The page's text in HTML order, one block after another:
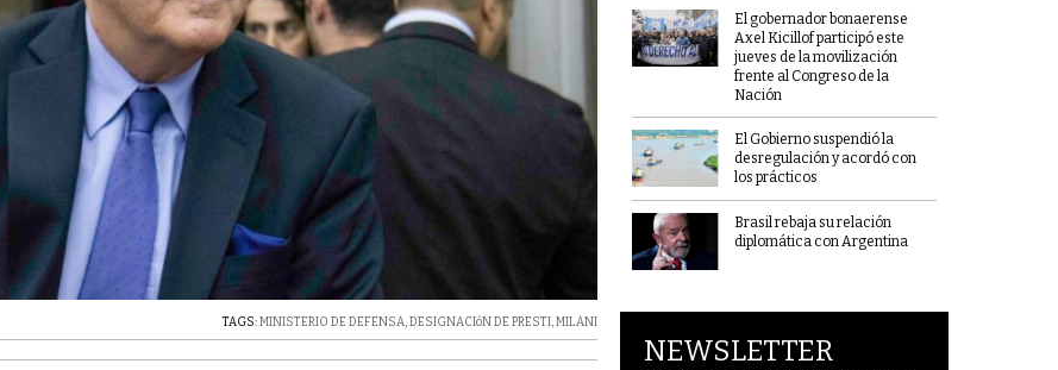
TAGS:MINISTERIO DE DEFENSA,DESIGNACIóN DE PRESTI,MILANI
El gobernador bonaerense
Axel Kicillof participó este
jueves de la movilización
frente al Congreso de la
Nación
El Gobierno suspendió la
desregulación y acordó con
los prácticos
Brasil rebaja su relación
diplomática con Argentina
NEWSLETTER